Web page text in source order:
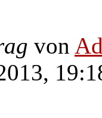
von